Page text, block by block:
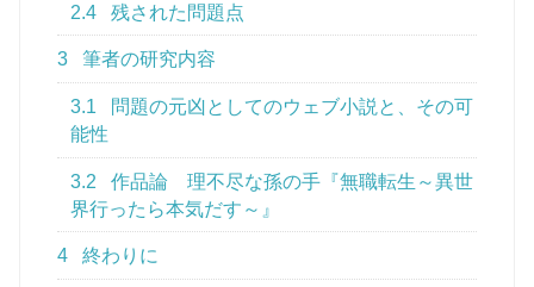
2.4 残された問題点
3 筆者の研究内容
3.1
問題の元凶としてのウェブ小説と、その可
能性
3.2
作品論 理不尽な孫の手『無職転生～異世
界行ったら本気だす～』
4 終わりに